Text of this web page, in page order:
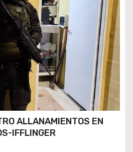
ALLANAMIENTOS EN
IFFLINGER